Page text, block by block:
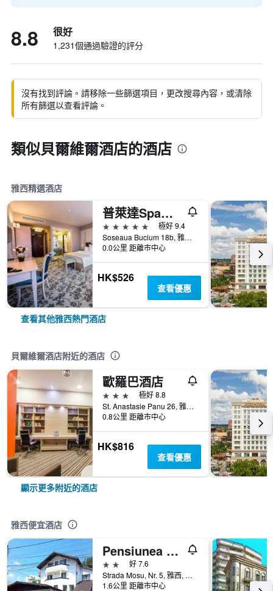
8.8 很好
1,231個通過驗證的評分
沒有找到評論。請移除一些篩選項目，更改搜尋內容，或清除
所有篩選以查看評論。
類似貝爾維爾酒店的酒店
雅西精選酒店
普萊達Spa精品酒店
5星級
極好 9.4
Soseaua Bucium 18b, 雅西, 羅馬尼亞
0.0公里 距離市中心
HK$526
查看優惠
查看其他雅西熱門酒店
貝爾維爾酒店附近的酒店
歐羅巴酒店
3星級
極好 8.8
St. Anastasie Panu 26, 雅西, 羅馬尼亞
0.8公里 距離市中心
HK$816
查看優惠
顯示更多附近的酒店
雅西便宜酒店
Pensiunea Marcello
2星級
好 7.6
Strada Mosu, Nr. 5, 雅西, 羅馬尼亞
1.6公里 距離市中心